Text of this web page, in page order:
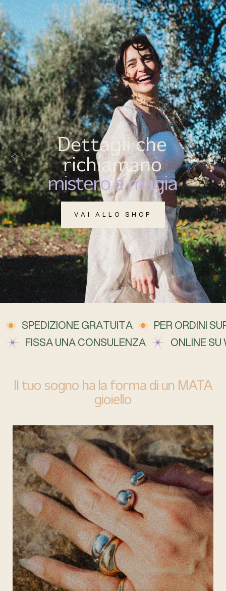
(0)
MENU
Dettagli che
richiamano
mistero e magia
VAI ALLO SHOP
SPEDIZIONE GRATUITA
PER ORDINI
FISSA UNA CONSULENZA
ONLINE
Il tuo sogno ha la forma di un MATA
gioiello